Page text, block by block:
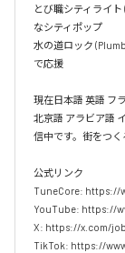
とび職シティライ
なシティポップ
水の道ロック
で応援
現在日本語 英語 フ
北京語 アラビア語
信中です。街をつく
公式リンク
TuneCore: https://
YouTube: https://
X: https://x.com/
TikTok: https://